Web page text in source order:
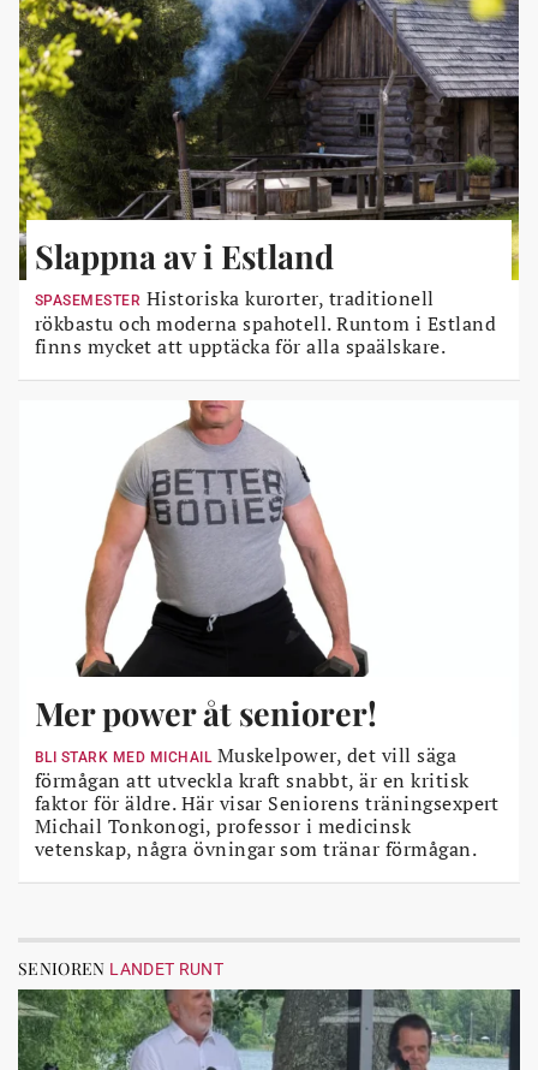
Slappna av i Estland
SPASEMESTER Historiska kurorter, traditionell
rökbastu och moderna spahotell. Runtom i Estland
finns mycket att upptäcka för alla spaälskare.
Mer power åt seniorer!
BLI STARK MED MICHAILMuskelpower, det vill säga
förmågan att utveckla kraft snabbt, är en kritisk
faktor för äldre. Här visar Seniorens träningsexpert
Michail Tonkonogi, professor i medicinsk
vetenskap, några övningar som tränar förmågan.
SENIOREN LANDET RUNT